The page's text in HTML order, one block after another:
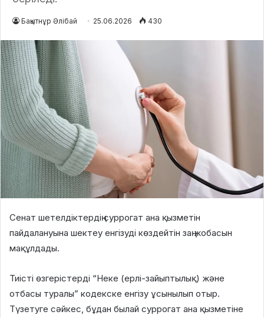
Бақытнұр Әлібай 25.06.2026 430
Сенат шетелдіктердің суррогат ана қызметін
пайдалануына шектеу енгізуді көздейтін заң жобасын
мақұлдады.
Тиісті өзгерістерді “Неке (ерлі-зайыптылық) және
отбасы туралы” кодекске енгізу ұсынылып отыр.
Түзетуге сәйкес, бұдан былай суррогат ана қызметіне